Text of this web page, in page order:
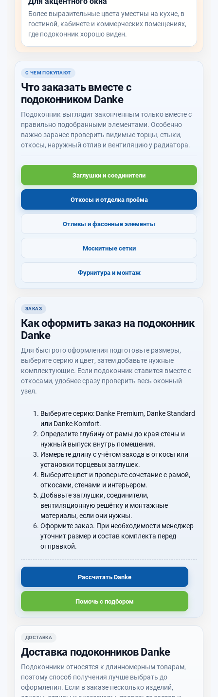
Более выразительные цвета уместны на кухне, в
гостиной, кабинете и коммерческих помещениях,
где подоконник хорошо виден.
С ЧЕМ ПОКУПАЮТ
Что заказать вместе с
подоконником Danke
Подоконник выглядит законченным только вместе с
правильно подобранными элементами. Особенно
важно заранее проверить видимые торцы, стыки,
откосы, наружный отлив и вентиляцию у радиатора.
Заглушки и соединители
Откосы и отделка проёма
Отливы и фасонные элементы
Москитные сетки
Фурнитура и монтаж
ЗАКАЗ
Как оформить заказ на подоконник
Danke
Для быстрого оформления подготовьте размеры,
выберите серию и цвет, затем добавьте нужные
комплектующие. Если подоконник ставится вместе с
откосами, удобнее сразу проверить весь оконный
узел.
Выберите серию: Danke Premium, Danke Standard
или Danke Komfort.
Определите глубину от рамы до края стены и
нужный выпуск внутрь помещения.
Измерьте длину с учётом захода в откосы или
установки торцевых заглушек.
Выберите цвет и проверьте сочетание с рамой,
откосами, стенами и интерьером.
Добавьте заглушки, соединители,
вентиляционную решётку и монтажные
материалы, если они нужны.
Оформите заказ. При необходимости менеджер
уточнит размер и состав комплекта перед
отправкой.
Рассчитать Danke
Помочь с подбором
ДОСТАВКА
Доставка подоконников Danke
Подоконники относятся к длинномерным товарам,
поэтому способ получения лучше выбрать до
оформления. Если в заказе несколько изделий,